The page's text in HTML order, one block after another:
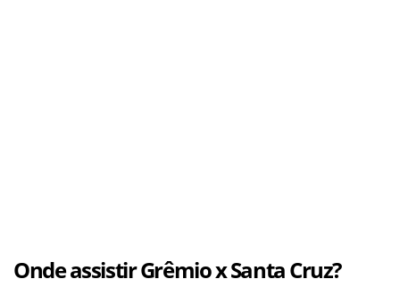
Onde assistir Grêmio x Santa Cruz?